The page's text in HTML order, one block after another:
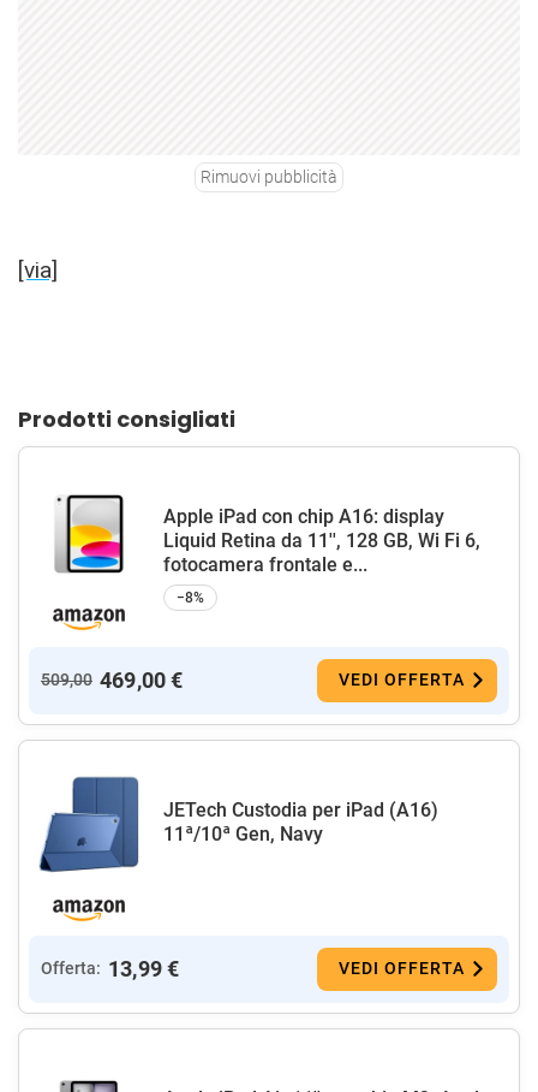
Rimuovi pubblicità
[via]
Prodotti consigliati
Apple iPad con chip A16: display
Liquid Retina da 11'', 128 GB, Wi Fi 6,
fotocamera frontale e...
−8%
509,00 469,00 € VEDI OFFERTA
JETech Custodia per iPad (A16)
11ª/10ª Gen, Navy
Offerta: 13,99 € VEDI OFFERTA